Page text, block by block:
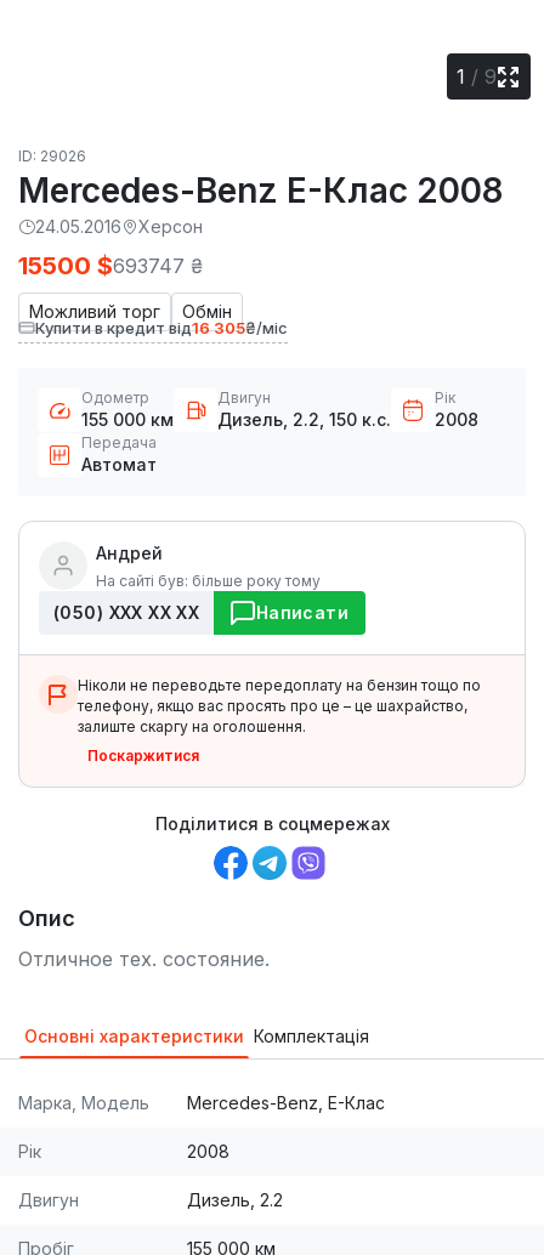
1 / 9
ID: 29026
Mercedes-Benz E-Клас 2008
24.05.2016 Херсон
Можливий торг Обмін
15500 $693747 ₴
Купити в кредит від16 305₴/міс
Одометр
155 000 км
Двигун
Дизель, 2.2, 150 к.с.
Рік
2008
Передача
Автомат
Андрей
На сайті був: більше року тому
(050) ХХХ ХХ ХХ Написати
Ніколи не переводьте передоплату на бензин тощо по
телефону, якщо вас просять про це – це шахрайство,
залиште скаргу на оголошення.
Поскаржитися
Поділитися в соцмережах
Опис
Отличное тех. состояние.
Основні характеристики Комплектація
Марка, Модель Mercedes-Benz, E-Клас
Рік 2008
Двигун Дизель, 2.2
Пробіг 155 000 км